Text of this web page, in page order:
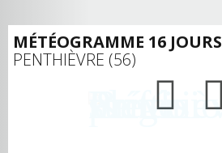
MÉTÉOGRAMME 16 JOURS
PENTHIÈVRE (56)